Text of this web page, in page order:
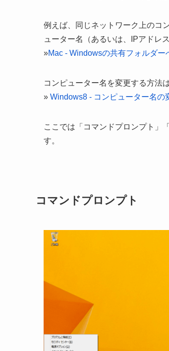
例えば、同じネットワーク上のコ
ューター名（あるいは、IPアドレ
»Mac - Windowsの共有フォルダー
コンピューター名を変更する方法
» Windows8 - コンピューター名の
ここでは「コマンドプロンプト」
す。
コマンドプロンプト